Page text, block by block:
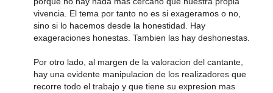
vivencia. El tema por tanto no es si exageramos o no,
sino si lo hacemos desde la honestidad. Hay
exageraciones honestas. Tambien las hay deshonestas.
Por otro lado, al margen de la valoracion del cantante,
hay una evidente manipulacion de los realizadores que
recorre todo el trabajo y que tiene su expresion mas